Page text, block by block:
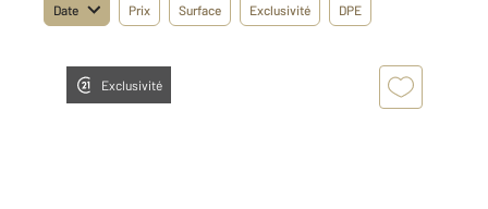
Date Prix Surface Exclusivité DPE
Exclusivité